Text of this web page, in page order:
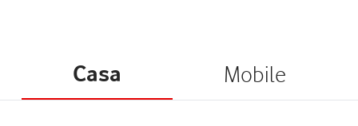
Casa Mobile